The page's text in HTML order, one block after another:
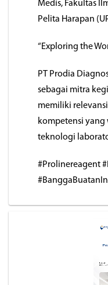
Medis, Fakultas
Pelita Harapan
“Exploring the
PT Prodia
sebagai mitra
memiliki
kompetensi
teknologi
#Prolinereagent